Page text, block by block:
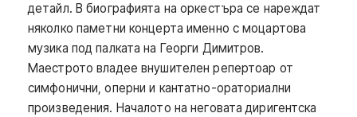
детайл. В биографията на оркестъра се нареждат
няколко паметни концерта именно с моцартова
музика под палката на Георги Димитров.
Маестрото владее внушителен репертоар от
симфонични, оперни и кантатно-ораториални
произведения. Началото на неговата диригентска